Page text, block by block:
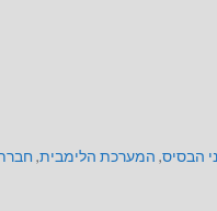
הבסיס, המערכת הלימבית,